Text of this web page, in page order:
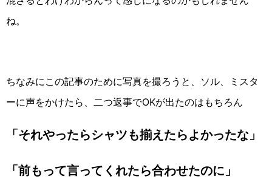
ね。
ちなみにこの記事のために写真を撮ろうと、ソル、ミスタ
ーに声をかけたら、二つ返事でOKが出たのはもちろん
「それやったらシャツも揃えたらよかったな」
「前もって言ってくれたら合わせたのに」